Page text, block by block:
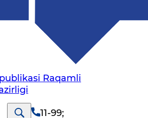
Raqamli
11-99;